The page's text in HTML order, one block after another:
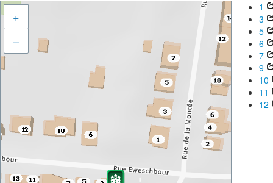
+
–
1
3
5
6
7
9
10
11
12